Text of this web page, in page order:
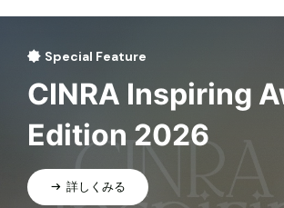
Special Feature
CINRA Inspiring
Edition 2026
詳しくみる